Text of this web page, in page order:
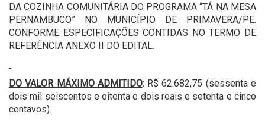
DA COZINHA COMUNITÁRIA DO PROGRAMA “TÁ NA MESA
PERNAMBUCO” NO MUNICÍPIO DE PRIMAVERA/PE.
CONFORME ESPECIFICAÇÕES CONTIDAS NO TERMO DE
REFERÊNCIA ANEXO II DO EDITAL.
DO VALOR MÁXIMO ADMITIDO: R$ 62.682,75 (sessenta e
dois mil seiscentos e oitenta e dois reais e setenta e cinco
centavos).